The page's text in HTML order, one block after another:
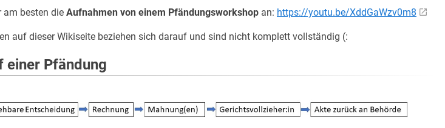
am besten die Aufnahmen von einem Pfändungsworkshop an: https://youtu.be/XddGaWzv0m8
auf dieser Wikiseite beziehen sich darauf und sind nicht komplett vollständig (:
einer Pfändung